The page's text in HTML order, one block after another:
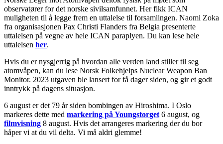
observatører for det norske sivilsamfunnet. Her fikk ICAN
muligheten til å legge frem en uttalelse til forsamlingen. Naomi Zoka
fra organisasjonen Pax Christi Flanders fra Belgia presenterte
uttalelsen på vegne av hele ICAN paraplyen. Du kan lese hele
uttalelsen her.
Hvis du er nysgjerrig på hvordan alle verden land stiller til seg
atomvåpen, kan du lese Norsk Folkehjelps Nuclear Weapon Ban
Monitor. 2023 utgaven ble lansert for få dager siden, og gir et godt
inntrykk på dagens situasjon.
6 august er det 79 år siden bombingen av Hiroshima. I Oslo
markeres dette med markering på Youngstorget 6 august, og
filmvisning 8 august. Hvis det arrangeres markering der du bor
håper vi at du vil delta. Vi må aldri glemme!